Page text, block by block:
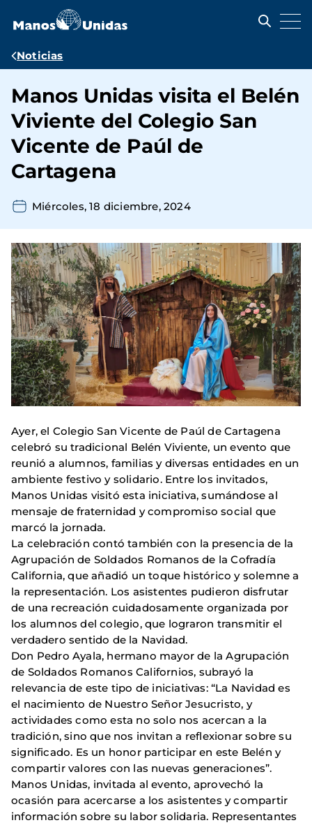
contenido
Ruta
navegación
Noticias
Manos Unidas visita el Belén
Viviente del Colegio San
Vicente de Paúl de
Cartagena
Miércoles, 18 diciembre, 2024
Ayer, el Colegio San Vicente de Paúl de Cartagena
celebró su tradicional Belén Viviente, un evento que
reunió a alumnos, familias y diversas entidades en un
ambiente festivo y solidario. Entre los invitados,
Manos Unidas visitó esta iniciativa, sumándose al
mensaje de fraternidad y compromiso social que
marcó la jornada.
La celebración contó también con la presencia de la
Agrupación de Soldados Romanos de la Cofradía
California, que añadió un toque histórico y solemne a
la representación. Los asistentes pudieron disfrutar
de una recreación cuidadosamente organizada por
los alumnos del colegio, que lograron transmitir el
verdadero sentido de la Navidad.
Don Pedro Ayala, hermano mayor de la Agrupación
de Soldados Romanos Californios, subrayó la
relevancia de este tipo de iniciativas: “La Navidad es
el nacimiento de Nuestro Señor Jesucristo, y
actividades como esta no solo nos acercan a la
tradición, sino que nos invitan a reflexionar sobre su
significado. Es un honor participar en este Belén y
compartir valores con las nuevas generaciones”.
Manos Unidas, invitada al evento, aprovechó la
ocasión para acercarse a los asistentes y compartir
información sobre su labor solidaria. Representantes